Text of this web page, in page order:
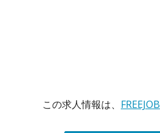
この求人情報は、 FREEJOB